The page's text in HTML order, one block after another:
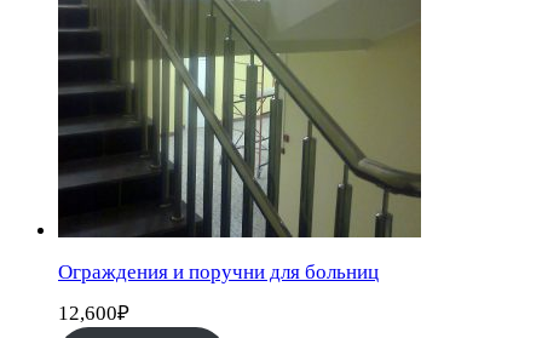
Ограждения и поручни для больниц
12,600₽